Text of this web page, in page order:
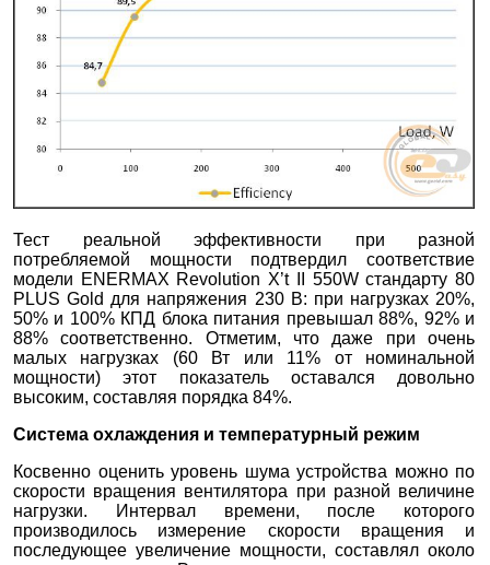
Тест реальной эффективности при разной
потребляемой мощности подтвердил соответствие
модели ENERMAX Revolution X’t II 550W стандарту 80
PLUS Gold для напряжения 230 В: при нагрузках 20%,
50% и 100% КПД блока питания превышал 88%, 92% и
88% соответственно. Отметим, что даже при очень
малых нагрузках (60 Вт или 11% от номинальной
мощности) этот показатель оставался довольно
высоким, составляя порядка 84%.
Система охлаждения и температурный режим
Косвенно оценить уровень шума устройства можно по
скорости вращения вентилятора при разной величине
нагрузки. Интервал времени, после которого
производилось измерение скорости вращения и
последующее увеличение мощности, составлял около